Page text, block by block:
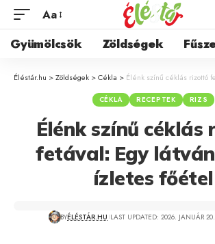
Aa
Gyümölcsök Zöldségek
Éléstár.hu >Zöldségek >Cékla > Élénk színű céklás rizottó fetával:
CÉKLA RECEPTEK RIZS
Élénk színű céklás
fetával: Egy
ízletes főétel
BYÉLÉSTÁR.HU LAST UPDATED: 2026. JANUÁR 20.